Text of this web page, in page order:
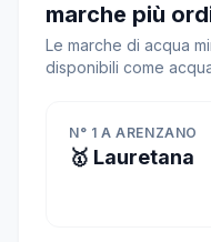
marche più
Le marche di acqua
disponibili come
N° 1 A ARENZANO
🥇 Lauretana